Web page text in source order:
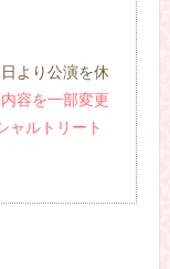
より公演を休
容を一部変更
ャルトリート